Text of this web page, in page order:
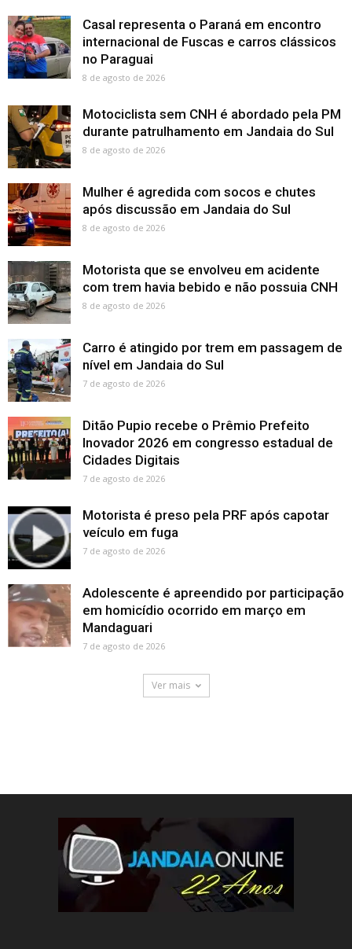
Casal representa o Paraná em encontro
internacional de Fuscas e carros clássicos
no Paraguai
8 de agosto de 2026
Motociclista sem CNH é abordado pela PM
durante patrulhamento em Jandaia do Sul
8 de agosto de 2026
Mulher é agredida com socos e chutes
após discussão em Jandaia do Sul
8 de agosto de 2026
Motorista que se envolveu em acidente
com trem havia bebido e não possuia CNH
8 de agosto de 2026
Carro é atingido por trem em passagem de
nível em Jandaia do Sul
7 de agosto de 2026
Ditão Pupio recebe o Prêmio Prefeito
Inovador 2026 em congresso estadual de
Cidades Digitais
7 de agosto de 2026
Motorista é preso pela PRF após capotar
veículo em fuga
7 de agosto de 2026
Adolescente é apreendido por participação
em homicídio ocorrido em março em
Mandaguari
7 de agosto de 2026
Ver mais